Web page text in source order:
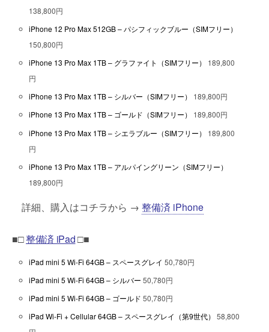
138,800円
iPhone 12 Pro Max 512GB – パシフィックブルー（SIMフリー）
150,800円
iPhone 13 Pro Max 1TB – グラファイト（SIMフリー）
189,800
円
iPhone 13 Pro Max 1TB – シルバー（SIMフリー）
189,800円
iPhone 13 Pro Max 1TB – ゴールド（SIMフリー）
189,800円
iPhone 13 Pro Max 1TB – シエラブルー（SIMフリー）
189,800
円
iPhone 13 Pro Max 1TB – アルパイングリーン（SIMフリー）
189,800円
詳細、購入はコチラから → 整備済 iPhone
■□整備済 iPad□■
iPad mini 5 Wi-Fi 64GB – スペースグレイ50,780円
iPad mini 5 Wi-Fi 64GB – シルバー50,780円
iPad mini 5 Wi-Fi 64GB – ゴールド50,780円
iPad Wi-Fi + Cellular 64GB – スペースグレイ（第9世代） 58,800